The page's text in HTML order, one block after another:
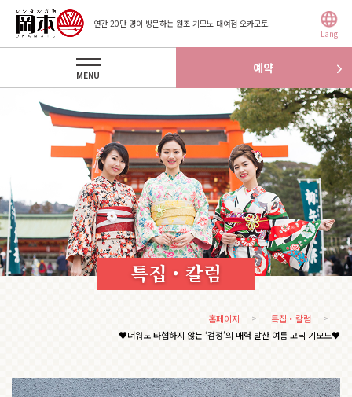
연간 20만 명이 방문하는 원조 기모노 대여점 오카모토.
Lang
예약
MENU
특집・칼럼
홈페이지
특집・칼럼
♥더워도 타협하지 않는 ‘검정’의 매력 발산 여름 고딕 기모노♥